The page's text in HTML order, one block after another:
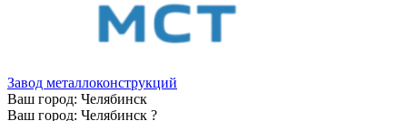
Завод металлоконструкций
Ваш город: Челябинск
Ваш город: Челябинск ?